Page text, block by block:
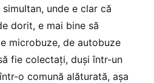
unde e clar că
dorit, e mai bine să
microbuze, de autobuze
fie colectați, duși într-un
o comună alăturată, așa